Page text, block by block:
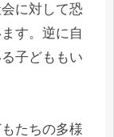
に対して恐
す。逆に自
子どももい
たちの多様